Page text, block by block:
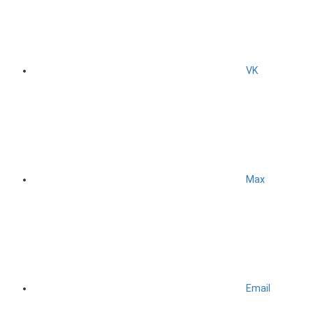
VK
Max
Email